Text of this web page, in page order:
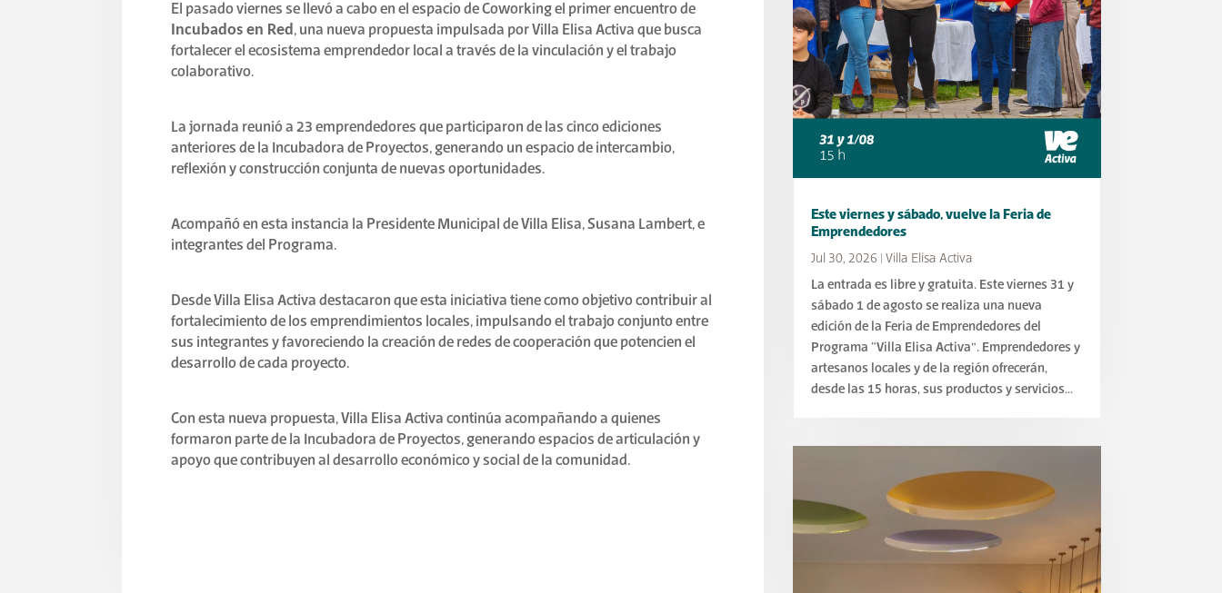
El pasado viernes se llevó a cabo en el espacio de Coworking el primer encuentro de
Incubados en Red, una nueva propuesta impulsada por Villa Elisa Activa que busca
fortalecer el ecosistema emprendedor local a través de la vinculación y el trabajo
colaborativo.
La jornada reunió a 23 emprendedores que participaron de las cinco ediciones
anteriores de la Incubadora de Proyectos, generando un espacio de intercambio,
reflexión y construcción conjunta de nuevas oportunidades.
Acompañó en esta instancia la Presidente Municipal de Villa Elisa, Susana Lambert, e
integrantes del Programa.
Desde Villa Elisa Activa destacaron que esta iniciativa tiene como objetivo contribuir al
fortalecimiento de los emprendimientos locales, impulsando el trabajo conjunto entre
sus integrantes y favoreciendo la creación de redes de cooperación que potencien el
desarrollo de cada proyecto.
Con esta nueva propuesta, Villa Elisa Activa continúa acompañando a quienes
formaron parte de la Incubadora de Proyectos, generando espacios de articulación y
apoyo que contribuyen al desarrollo económico y social de la comunidad.
Este viernes y sábado, vuelve la Feria de
Emprendedores
Jul 30, 2026
Villa Elisa Activa
La entrada es libre y gratuita. Este viernes 31 y
sábado 1 de agosto se realiza una nueva
edición de la Feria de Emprendedores del
Programa “Villa Elisa Activa”. Emprendedores y
artesanos locales y de la región ofrecerán,
desde las 15 horas, sus productos y servicios...